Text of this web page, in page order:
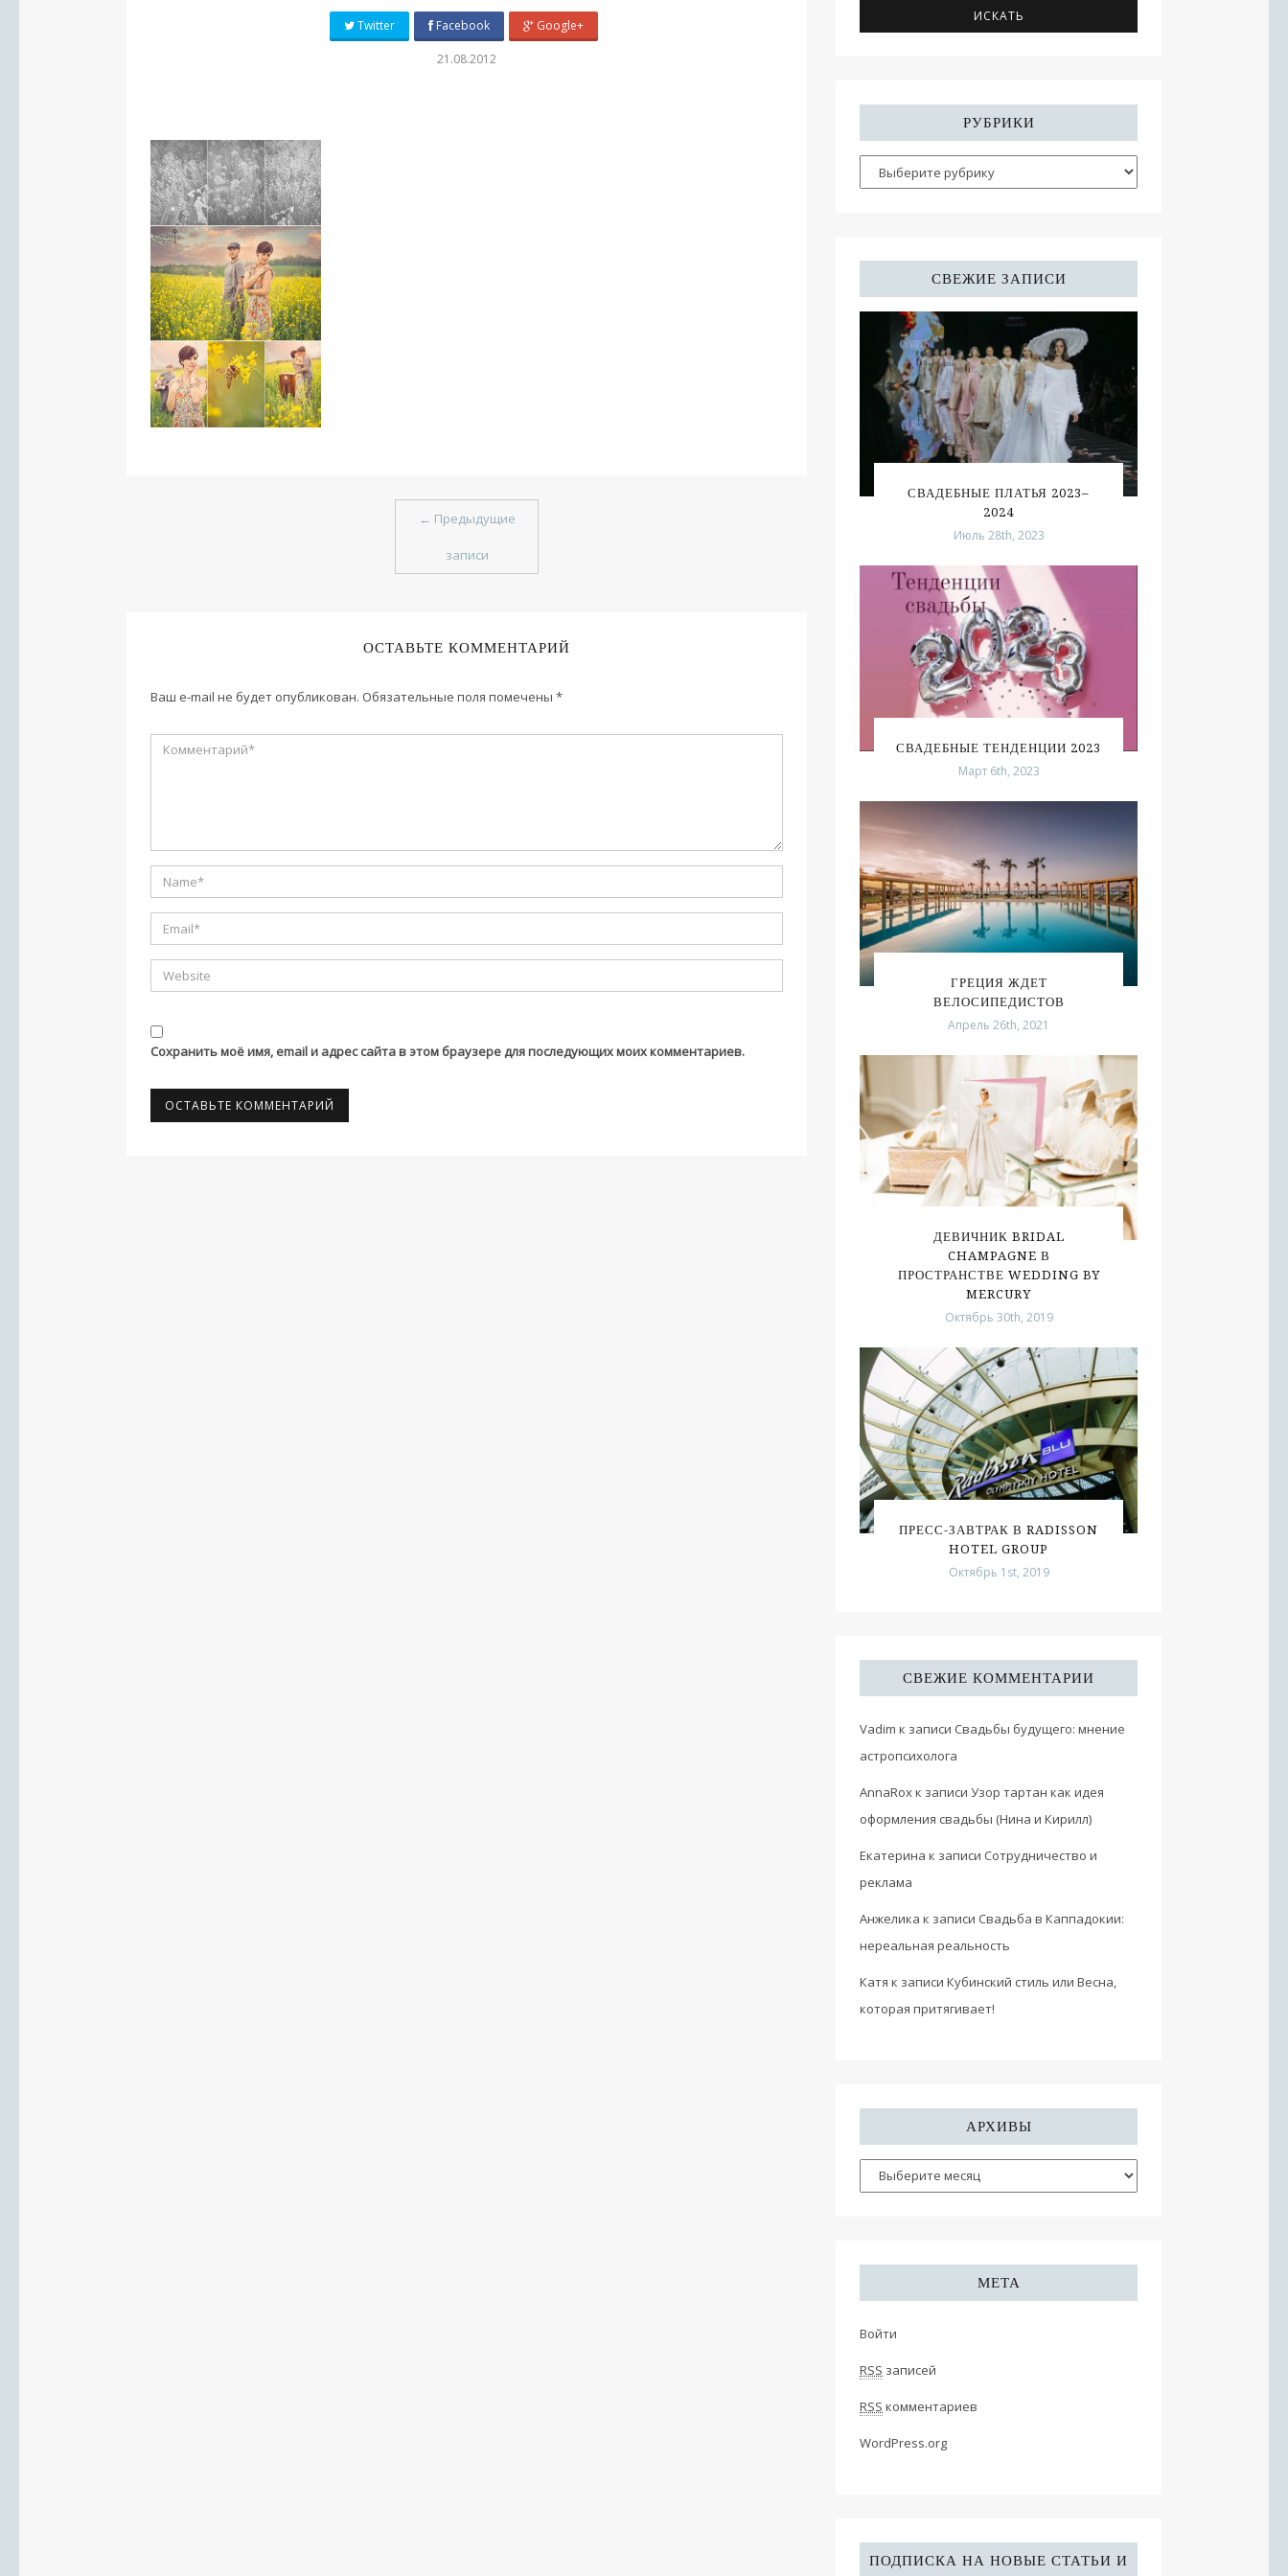
Twitter Facebook Google+
21.08.2012
← Предыдущие
записи
ОСТАВЬТЕ КОММЕНТАРИЙ
Ваш e-mail не будет опубликован. Обязательные поля помечены *
Сохранить моё имя, email и адрес сайта в этом браузере для последующих моих комментариев.
РУБРИКИ
СВЕЖИЕ ЗАПИСИ
СВАДЕБНЫЕ ПЛАТЬЯ 2023–
2024
Июль 28th, 2023
СВАДЕБНЫЕ ТЕНДЕНЦИИ 2023
Март 6th, 2023
ГРЕЦИЯ ЖДЕТ
ВЕЛОСИПЕДИСТОВ
Апрель 26th, 2021
ДЕВИЧНИК BRIDAL
CHAMPAGNE В
ПРОСТРАНСТВЕ WEDDING BY
MERCURY
Октябрь 30th, 2019
ПРЕСС-ЗАВТРАК В RADISSON
HOTEL GROUP
Октябрь 1st, 2019
СВЕЖИЕ КОММЕНТАРИИ
Vadim к записи Свадьбы будущего: мнение
астропсихолога
AnnaRoxк записи Узор тартан как идея
оформления свадьбы (Нина и Кирилл)
Екатерина к записи Сотрудничество и
реклама
Анжелика к записи Свадьба в Каппадокии:
нереальная реальность
Катя к записи Кубинский стиль или Весна,
которая притягивает!
АРХИВЫ
МЕТА
Войти
RSS записей
RSS комментариев
WordPress.org
ПОДПИСКА НА НОВЫЕ СТАТЬИ И